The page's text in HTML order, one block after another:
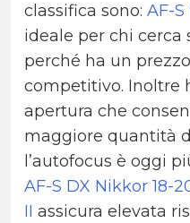
classifica sono: AF-
ideale per chi
perché ha un
competitivo. Inoltre
apertura che
maggiore quantità
l’autofocus è oggi
AF-S DX Nikkor 18-
II assicura elevata